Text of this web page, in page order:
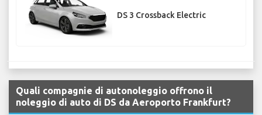
DS 3 Crossback Electric
Quali compagnie di autonoleggio offrono il
noleggio di auto di DS da Aeroporto Frankfurt?